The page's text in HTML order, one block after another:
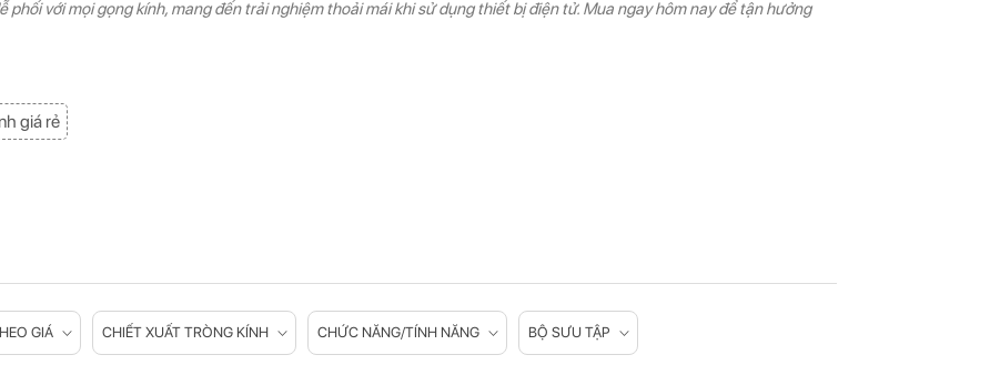
phối với mọi gọng kính, mang đến trải nghiệm thoải mái khi sử dụng thiết bị điện tử. Mua ngay hôm nay để tận hưởng
giá rẻ
GIÁ CHIẾT XUẤT TRÒNG KÍNH CHỨC NĂNG/TÍNH NĂNG BỘ SƯU TẬP